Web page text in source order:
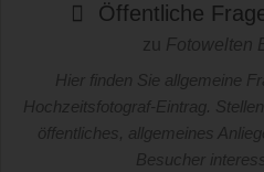
Öffentliche
zu Fotowelten
Hier finden Sie allgemeine
Hochzeitsfotograf-Eintrag.
öffentliches, allgemeines
Besucher